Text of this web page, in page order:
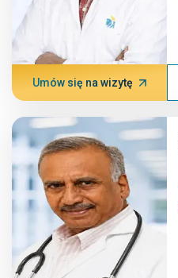
Umów się na wizytę